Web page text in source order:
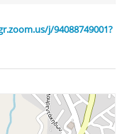
j/94088749001?